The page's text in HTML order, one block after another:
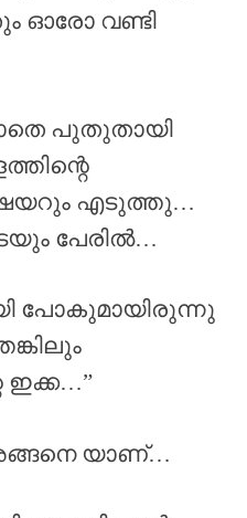
ഓരോ വണ്ടി
പുതുതായി
എടുത്തു…
പേരിൽ…
പോകുമായിരുന്നു
ഇക്ക…”
യാണ്…